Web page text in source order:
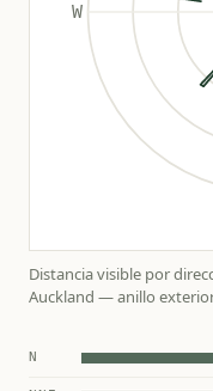
Distancia visible por
Auckland — anillo
N